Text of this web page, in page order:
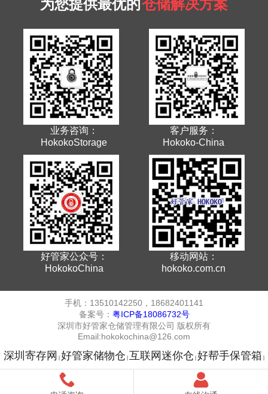
为您提供最优的仓储解决方案
业务咨询：
HokokoStorage
客户服务：
Hokoko-China
好管家公众号：
HokokoChina
移动网站：
hokoko.com.cn
手机：13510142250，18682401141
备案号： 粤ICP备18086732号
深圳市好管家仓储管理有限公司 版权所有
Email:hokokochina@126.com
深圳寄存网 | 好管家储物仓 | 互联网迷你仓 | 好帮手保管箱 |